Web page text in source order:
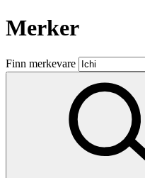
Butikker
Mat og drikke
Aktiviteter
Merker
Finn merkevare